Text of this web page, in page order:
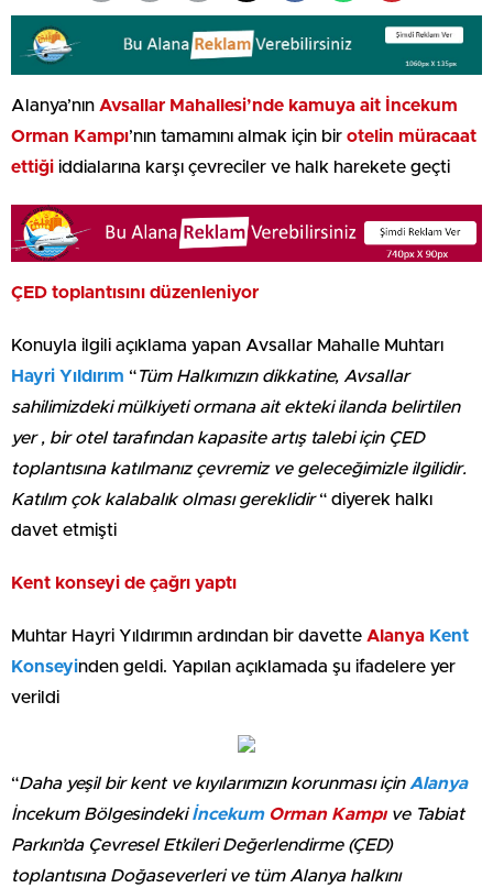
Alanya’nın Avsallar Mahallesi’nde kamuya ait İncekum
Orman Kampı’nın tamamını almak için bir otelin müracaat
ettiği iddialarına karşı çevreciler ve halk harekete geçti
ÇED toplantısını düzenleniyor
Konuyla ilgili açıklama yapan Avsallar Mahalle Muhtarı
Hayri Yıldırım “Tüm Halkımızın dikkatine, Avsallar
sahilimizdeki mülkiyeti ormana ait ekteki ilanda belirtilen
yer , bir otel tarafından kapasite artış talebi için ÇED
toplantısına katılmanız çevremiz ve geleceğimizle ilgilidir.
Katılım çok kalabalık olması gereklidir“ diyerek halkı
davet etmişti
Kent konseyi de çağrı yaptı
Muhtar Hayri Yıldırımın ardından bir davette Alanya Kent
Konseyinden geldi. Yapılan açıklamada şu ifadelere yer
verildi
“Daha yeşil bir kent ve kıyılarımızın korunması içinAlanya
İncekum Bölgesindekiİncekum Orman Kampıve Tabiat
Parkın’da Çevresel Etkileri Değerlendirme (ÇED)
toplantısına Doğaseverleri ve tüm Alanya halkını